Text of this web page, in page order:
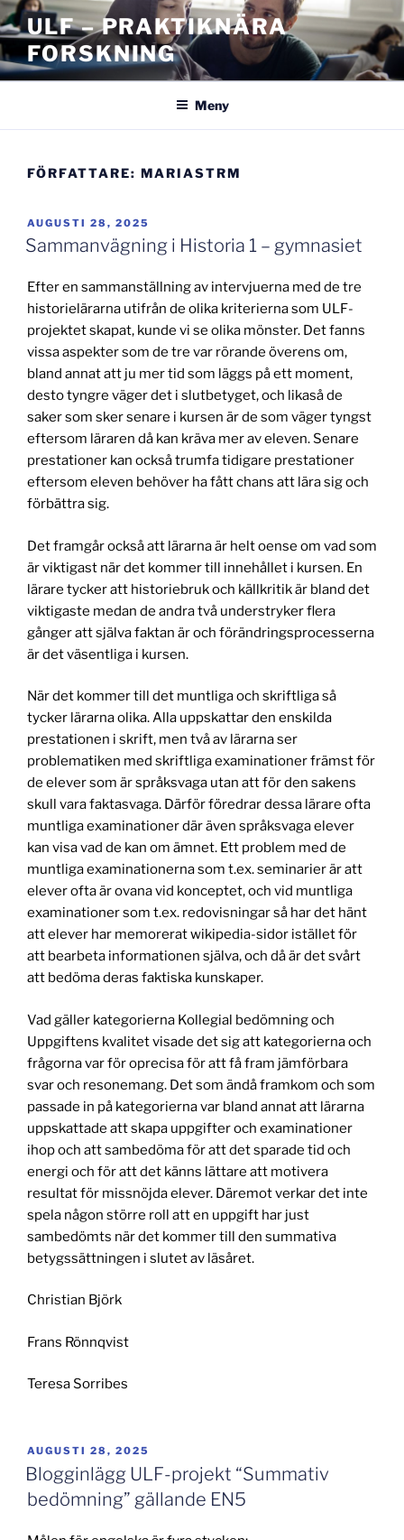
Hoppa
till
innehåll
ULF – PRAKTIKNÄRA
FORSKNING
Meny
FÖRFATTARE: MARIASTRM
PUBLICERAT
AUGUSTI 28, 2025
Sammanvägning i Historia 1 – gymnasiet
Efter en sammanställning av intervjuerna med de tre
historielärarna utifrån de olika kriterierna som ULF-
projektet skapat, kunde vi se olika mönster. Det fanns
vissa aspekter som de tre var rörande överens om,
bland annat att ju mer tid som läggs på ett moment,
desto tyngre väger det i slutbetyget, och likaså de
saker som sker senare i kursen är de som väger tyngst
eftersom läraren då kan kräva mer av eleven. Senare
prestationer kan också trumfa tidigare prestationer
eftersom eleven behöver ha fått chans att lära sig och
förbättra sig.
Det framgår också att lärarna är helt oense om vad som
är viktigast när det kommer till innehållet i kursen. En
lärare tycker att historiebruk och källkritik är bland det
viktigaste medan de andra två understryker flera
gånger att själva faktan är och förändringsprocesserna
är det väsentliga i kursen.
När det kommer till det muntliga och skriftliga så
tycker lärarna olika. Alla uppskattar den enskilda
prestationen i skrift, men två av lärarna ser
problematiken med skriftliga examinationer främst för
de elever som är språksvaga utan att för den sakens
skull vara faktasvaga. Därför föredrar dessa lärare ofta
muntliga examinationer där även språksvaga elever
kan visa vad de kan om ämnet. Ett problem med de
muntliga examinationerna som t.ex. seminarier är att
elever ofta är ovana vid konceptet, och vid muntliga
examinationer som t.ex. redovisningar så har det hänt
att elever har memorerat wikipedia-sidor istället för
att bearbeta informationen själva, och då är det svårt
att bedöma deras faktiska kunskaper.
Vad gäller kategorierna Kollegial bedömning och
Uppgiftens kvalitet visade det sig att kategorierna och
frågorna var för oprecisa för att få fram jämförbara
svar och resonemang. Det som ändå framkom och som
passade in på kategorierna var bland annat att lärarna
uppskattade att skapa uppgifter och examinationer
ihop och att sambedöma för att det sparade tid och
energi och för att det känns lättare att motivera
resultat för missnöjda elever. Däremot verkar det inte
spela någon större roll att en uppgift har just
sambedömts när det kommer till den summativa
betygssättningen i slutet av läsåret.
Christian Björk
Frans Rönnqvist
Teresa Sorribes
PUBLICERAT
AUGUSTI 28, 2025
Blogginlägg ULF-projekt “Summativ
bedömning” gällande EN5